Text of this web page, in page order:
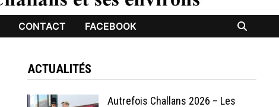
CONTACT FACEBOOK
ACTUALITÉS
Autrefois Challans 2026 – Les